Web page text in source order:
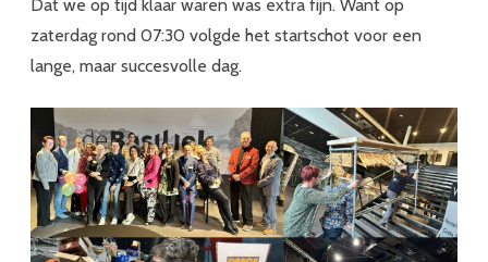
Dat we op tijd klaar waren was extra fijn. Want op
zaterdag rond 07:30 volgde het startschot voor een
lange, maar succesvolle dag.